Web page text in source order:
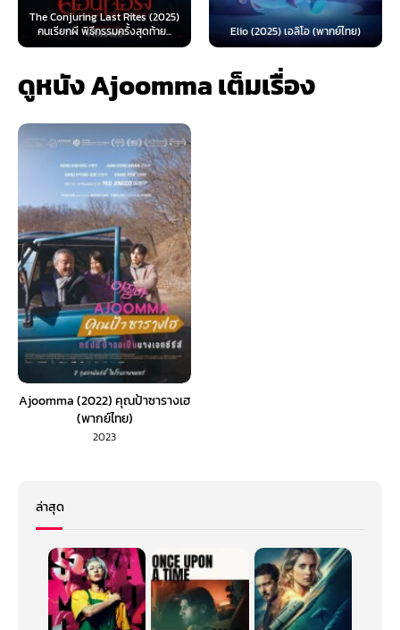
Last Rites (2025)
กรรมครั้งสุดท้าย...
Elio (2025) เอลิโอ (พากย์ไทย)
Spider-Man:
(2026) สไปเด
ดูหนัง Ajoomma เต็มเรื่อง
Ajoomma (2022) คุณป้าซารางเฮ
(พากย์ไทย)
2023
ล่าสุด